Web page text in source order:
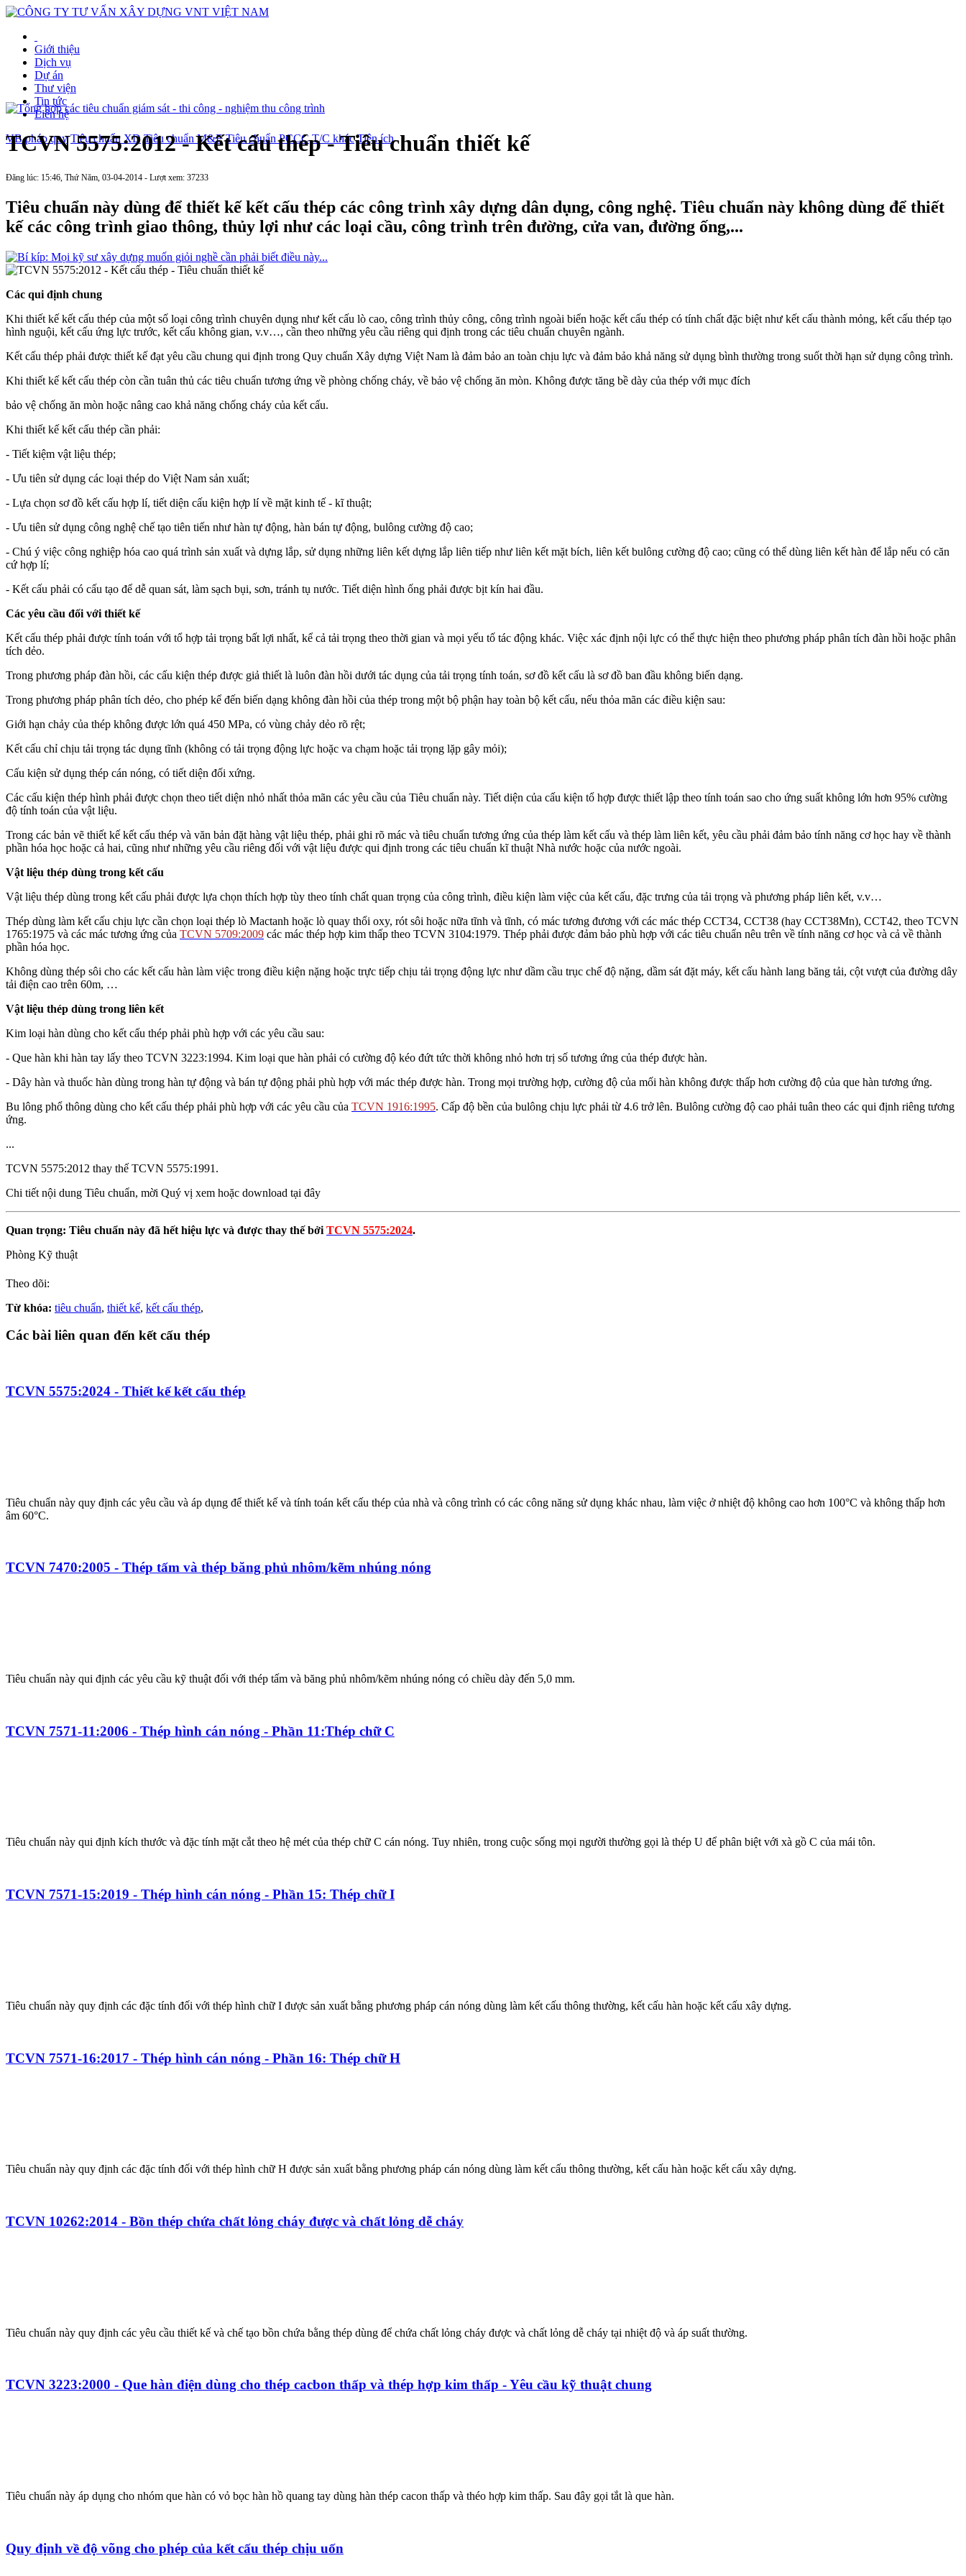
Giới thiệu
Dịch vụ
Dự án
Thư viện
Tin tức
Liên hệ
VB pháp quy Tiêu chuẩn XD Tiêu chuẩn M&E Tiêu chuẩn PCCC T/C khác Tiện ích
TCVN 5575:2012 - Kết cấu thép - Tiêu chuẩn thiết kế
Đăng lúc: 15:46, Thứ Năm, 03-04-2014 - Lượt xem: 37233
Tiêu chuẩn này dùng để thiết kế kết cấu thép các công trình xây dựng dân dụng, công nghệ. Tiêu chuẩn này không dùng để thiết
kế các công trình giao thông, thủy lợi như các loại cầu, công trình trên đường, cửa van, đường ống,...
Các qui định chung
Khi thiết kế kết cấu thép của một số loại công trình chuyên dụng như kết cấu lò cao, công trình thủy công, công trình ngoài biển hoặc kết cấu thép có tính chất đặc biệt như kết cấu thành mỏng, kết cấu thép tạo
hình nguội, kết cấu ứng lực trước, kết cấu không gian, v.v…, cần theo những yêu cầu riêng qui định trong các tiêu chuẩn chuyên ngành.
Kết cấu thép phải được thiết kế đạt yêu cầu chung qui định trong Quy chuẩn Xây dựng Việt Nam là đảm bảo an toàn chịu lực và đảm bảo khả năng sử dụng bình thường trong suốt thời hạn sử dụng công trình.
Khi thiết kế kết cấu thép còn cần tuân thủ các tiêu chuẩn tương ứng về phòng chống cháy, về bảo vệ chống ăn mòn. Không được tăng bề dày của thép với mục đích
bảo vệ chống ăn mòn hoặc nâng cao khả năng chống cháy của kết cấu.
Khi thiết kế kết cấu thép cần phải:
- Tiết kiệm vật liệu thép;
- Ưu tiên sử dụng các loại thép do Việt Nam sản xuất;
- Lựa chọn sơ đồ kết cấu hợp lí, tiết diện cấu kiện hợp lí về mặt kinh tế - kĩ thuật;
- Ưu tiên sử dụng công nghệ chế tạo tiên tiến như hàn tự động, hàn bán tự động, bulông cường độ cao;
- Chú ý việc công nghiệp hóa cao quá trình sản xuất và dựng lắp, sử dụng những liên kết dựng lắp liên tiếp như liên kết mặt bích, liên kết bulông cường độ cao; cũng có thể dùng liên kết hàn để lắp nếu có căn
cứ hợp lí;
- Kết cấu phải có cấu tạo để dễ quan sát, làm sạch bụi, sơn, tránh tụ nước. Tiết diện hình ống phải được bịt kín hai đầu.
Các yêu cầu đối với thiết kế
Kết cấu thép phải được tính toán với tổ hợp tải trọng bất lợi nhất, kể cả tải trọng theo thời gian và mọi yếu tố tác động khác. Việc xác định nội lực có thể thực hiện theo phương pháp phân tích đàn hồi hoặc phân
tích dẻo.
Trong phương pháp đàn hồi, các cấu kiện thép được giả thiết là luôn đàn hồi dưới tác dụng của tải trọng tính toán, sơ đồ kết cấu là sơ đồ ban đầu không biến dạng.
Trong phương pháp phân tích dẻo, cho phép kể đến biến dạng không đàn hồi của thép trong một bộ phận hay toàn bộ kết cấu, nếu thỏa mãn các điều kiện sau:
Giới hạn chảy của thép không được lớn quá 450 MPa, có vùng chảy dẻo rõ rệt;
Kết cấu chỉ chịu tải trọng tác dụng tĩnh (không có tải trọng động lực hoặc va chạm hoặc tải trọng lặp gây mỏi);
Cấu kiện sử dụng thép cán nóng, có tiết diện đối xứng.
Các cấu kiện thép hình phải được chọn theo tiết diện nhỏ nhất thỏa mãn các yêu cầu của Tiêu chuẩn này. Tiết diện của cấu kiện tổ hợp được thiết lập theo tính toán sao cho ứng suất không lớn hơn 95% cường
độ tính toán của vật liệu.
Trong các bản vẽ thiết kế kết cấu thép và văn bản đặt hàng vật liệu thép, phải ghi rõ mác và tiêu chuẩn tương ứng của thép làm kết cấu và thép làm liên kết, yêu cầu phải đảm bảo tính năng cơ học hay về thành
phần hóa học hoặc cả hai, cũng như những yêu cầu riêng đối với vật liệu được qui định trong các tiêu chuẩn kĩ thuật Nhà nước hoặc của nước ngoài.
Vật liệu thép dùng trong kết cấu
Vật liệu thép dùng trong kết cấu phải được lựa chọn thích hợp tùy theo tính chất quan trọng của công trình, điều kiện làm việc của kết cấu, đặc trưng của tải trọng và phương pháp liên kết, v.v…
Thép dùng làm kết cấu chịu lực cần chọn loại thép lò Mactanh hoặc lò quay thổi oxy, rót sôi hoặc nữa tĩnh và tĩnh, có mác tương đương với các mác thép CCT34, CCT38 (hay CCT38Mn), CCT42, theo TCVN
1765:1975 và các mác tương ứng của TCVN 5709:2009 các mác thép hợp kim thấp theo TCVN 3104:1979. Thép phải được đảm bảo phù hợp với các tiêu chuẩn nêu trên về tính năng cơ học và cả về thành
phần hóa học.
Không dùng thép sôi cho các kết cấu hàn làm việc trong điều kiện nặng hoặc trực tiếp chịu tải trọng động lực như dầm cầu trục chế độ nặng, dầm sát đặt máy, kết cấu hành lang băng tải, cột vượt của đường dây
tải điện cao trên 60m, …
Vật liệu thép dùng trong liên kết
Kim loại hàn dùng cho kết cấu thép phải phù hợp với các yêu cầu sau:
- Que hàn khi hàn tay lấy theo TCVN 3223:1994. Kim loại que hàn phải có cường độ kéo đứt tức thời không nhỏ hơn trị số tương ứng của thép được hàn.
- Dây hàn và thuốc hàn dùng trong hàn tự động và bán tự động phải phù hợp với mác thép được hàn. Trong mọi trường hợp, cường độ của mối hàn không được thấp hơn cường độ của que hàn tương ứng.
Bu lông phổ thông dùng cho kết cấu thép phải phù hợp với các yêu cầu của TCVN 1916:1995. Cấp độ bền của bulông chịu lực phải từ 4.6 trở lên. Bulông cường độ cao phải tuân theo các qui định riêng tương
ứng.
...
TCVN 5575:2012 thay thế TCVN 5575:1991.
Chi tiết nội dung Tiêu chuẩn, mời Quý vị xem hoặc download tại đây
Quan trọng: Tiêu chuẩn này đã hết hiệu lực và được thay thế bởi TCVN 5575:2024.
Phòng Kỹ thuật
Theo dõi:
Từ khóa: tiêu chuẩn, thiết kế, kết cấu thép,
Các bài liên quan đến kết cấu thép
TCVN 5575:2024 - Thiết kế kết cấu thép
Tiêu chuẩn này quy định các yêu cầu và áp dụng để thiết kế và tính toán kết cấu thép của nhà và công trình có các công năng sử dụng khác nhau, làm việc ở nhiệt độ không cao hơn 100°C và không thấp hơn
âm 60°C.
TCVN 7470:2005 - Thép tấm và thép băng phủ nhôm/kẽm nhúng nóng
Tiêu chuẩn này qui định các yêu cầu kỹ thuật đối với thép tấm và băng phủ nhôm/kẽm nhúng nóng có chiều dày đến 5,0 mm.
TCVN 7571-11:2006 - Thép hình cán nóng - Phần 11:Thép chữ C
Tiêu chuẩn này qui định kích thước và đặc tính mặt cắt theo hệ mét của thép chữ C cán nóng. Tuy nhiên, trong cuộc sống mọi người thường gọi là thép U để phân biệt với xà gồ C của mái tôn.
TCVN 7571-15:2019 - Thép hình cán nóng - Phần 15: Thép chữ I
Tiêu chuẩn này quy định các đặc tính đối với thép hình chữ I được sản xuất bằng phương pháp cán nóng dùng làm kết cấu thông thường, kết cấu hàn hoặc kết cấu xây dựng.
TCVN 7571-16:2017 - Thép hình cán nóng - Phần 16: Thép chữ H
Tiêu chuẩn này quy định các đặc tính đối với thép hình chữ H được sản xuất bằng phương pháp cán nóng dùng làm kết cấu thông thường, kết cấu hàn hoặc kết cấu xây dựng.
TCVN 10262:2014 - Bồn thép chứa chất lỏng cháy được và chất lỏng dễ cháy
Tiêu chuẩn này quy định các yêu cầu thiết kế và chế tạo bồn chứa bằng thép dùng để chứa chất lỏng cháy được và chất lỏng dễ cháy tại nhiệt độ và áp suất thường.
TCVN 3223:2000 - Que hàn điện dùng cho thép cacbon thấp và thép hợp kim thấp - Yêu cầu kỹ thuật chung
Tiêu chuẩn này áp dụng cho nhóm que hàn có vỏ bọc hàn hồ quang tay dùng hàn thép cacon thấp và théo hợp kim thấp. Sau đây gọi tắt là que hàn.
Quy định về độ võng cho phép của kết cấu thép chịu uốn